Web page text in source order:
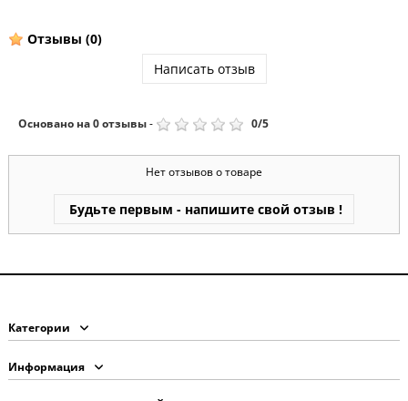
Отзывы (0)
Написать отзыв
Основано на0отзывы- 0/5
Нет отзывов о товаре
Будьте первым - напишите свой отзыв !
Категории
Информация